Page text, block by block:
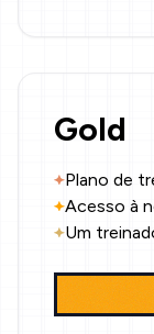
Gold
Plano de
Acesso à
Um